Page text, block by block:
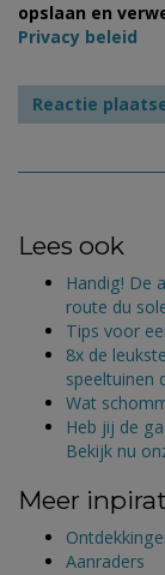
opslaan en
Privacy beleid
Lees ook
Handig! De
route du
Tips voor
8x de
speeltuinen
Wat
Heb jij de
Bekijk nu
Meer
Aanraders